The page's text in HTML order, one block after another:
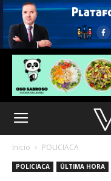
Inicio POLICIACA
POLICIACA ÚLTIMA HORA